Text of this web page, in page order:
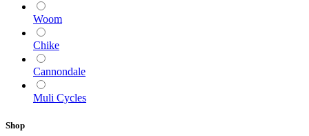
Woom
Chike
Cannondale
Muli Cycles
Shop